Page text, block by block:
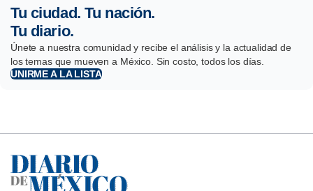
Tu ciudad. Tu nación.
Tu diario.
Únete a nuestra comunidad y recibe el análisis y la actualidad de
los temas que mueven a México. Sin costo, todos los días.
UNIRME A LA LISTA